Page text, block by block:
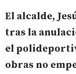
El alcalde,
tras la
el
obras no